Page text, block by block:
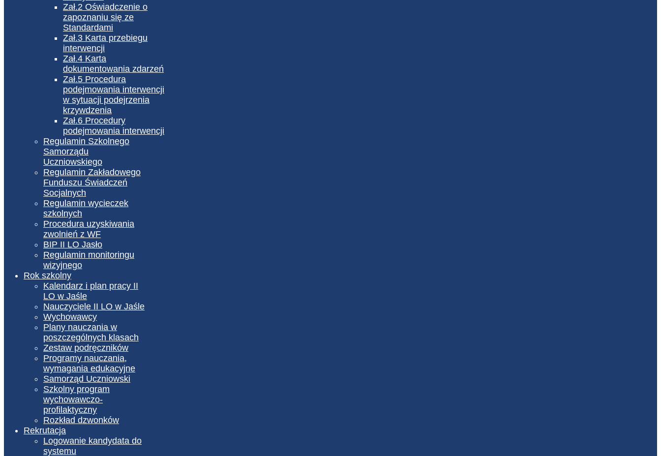
Zał.2 Oświadczenie o
zapoznaniu się ze
Standardami
Zał.3 Karta przebiegu
interwencji
Zał.4 Karta
dokumentowania zdarzeń
Zał.5 Procedura
podejmowania interwencji
w sytuacji podejrzenia
krzywdzenia
Zał.6 Procedury
podejmowania interwencji
Regulamin Szkolnego
Samorządu
Uczniowskiego
Regulamin Zakładowego
Funduszu Świadczeń
Socjalnych
Regulamin wycieczek
szkolnych
Procedura uzyskiwania
zwolnień z WF
BIP II LO Jasło
Regulamin monitoringu
wizyjnego
Rok szkolny
Kalendarz i plan pracy II
LO w Jaśle
Nauczyciele II LO w Jaśle
Wychowawcy
Plany nauczania w
poszczególnych klasach
Zestaw podręczników
Programy nauczania,
wymagania edukacyjne
Samorząd Uczniowski
Szkolny program
wychowawczo-
profilaktyczny
Rozkład dzwonków
Rekrutacja
Logowanie kandydata do
systemu